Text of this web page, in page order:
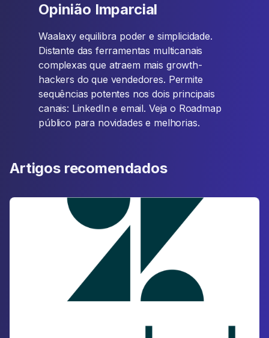
Opinião Imparcial
Waalaxy equilibra poder e simplicidade.
Distante das ferramentas multicanais
complexas que atraem mais growth-
hackers do que vendedores. Permite
sequências potentes nos dois principais
canais: LinkedIn e email. Veja o Roadmap
público para novidades e melhorias.
Artigos recomendados